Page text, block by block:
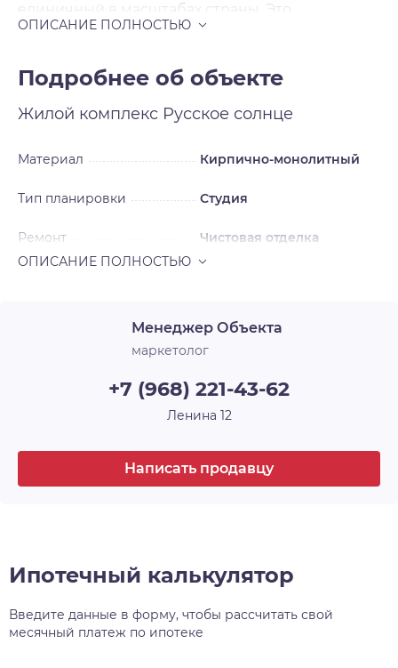
единичный в масштабах страны. Это
современная архитектура с национальными
русских исторических стилей в нашем
времени. Источниками вдохновения для
архитекторов послужили русский и неорусский
искусстве, существовавшие в нашей стране в
революцией на пике развития. Смотреть на
включать шесть домов, каждый из которых
уникален, каждый — произведение
30-этажная башня, вершина комплекса, станет
высотной доминантой всего района, а
проекта, несомненно, затмит всё, что находится
Подробнее об объекте
Жилой комплекс Русское солнце
Материал Кирпично-монолитный
Тип планировки Студия
Ремонт Чистовая отделка
Менеджер Объекта
маркетолог
+7 (968) 221-43-62
Ленина 12
Написать продавцу
Ипотечный калькулятор
Введите данные в форму, чтобы рассчитать свой
месячный платеж по ипотеке